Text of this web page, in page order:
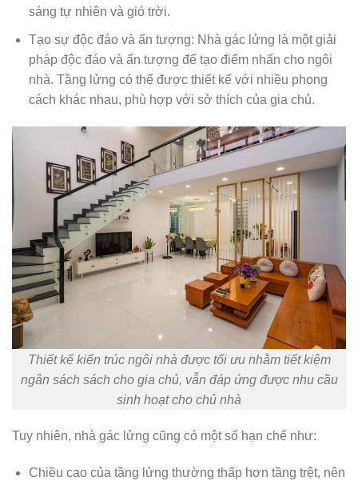
sáng tự nhiên và gió trời.
Tạo sự độc đáo và ấn tượng: Nhà gác lửng là một giải
pháp độc đáo và ấn tượng để tạo điểm nhấn cho ngôi
nhà. Tầng lửng có thể được thiết kế với nhiều phong
cách khác nhau, phù hợp với sở thích của gia chủ.
Thiết kế kiến trúc ngôi nhà được tối ưu nhằm tiết kiệm
ngân sách sách cho gia chủ, vẫn đáp ứng được nhu cầu
sinh hoạt cho chủ nhà
Tuy nhiên, nhà gác lửng cũng có một số hạn chế như:
Chiều cao của tầng lửng thường thấp hơn tầng trệt, nên